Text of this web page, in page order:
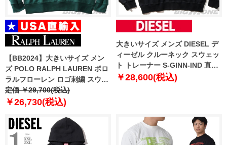
【BB2024】大きいサイズ メン
ズ POLO RALPH LAUREN ポロ
ラルフローレン ロゴ刺繍 スウェ
ット トレーナー USA直輸入
710941833-009
定価 ￥29,700(税込)
￥26,730(税込)
大きいサイズ メンズ DIESEL デ
ィーゼル クルーネック スウェッ
ト トレーナー S-GINN-IND 直輸
入品 a03743-0ajih
￥28,600(税込)